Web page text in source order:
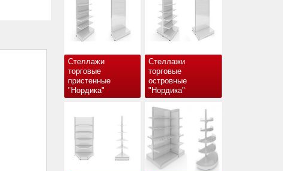
Стеллажи
торговые
пристенные
"Нордика"
Стеллажи
торговые
островные
"Нордика"